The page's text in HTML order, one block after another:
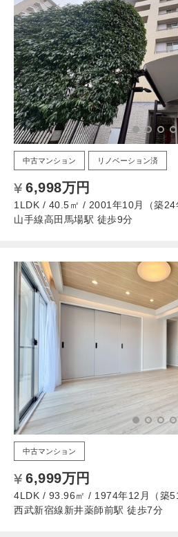
中古マンション リノベーション済
6,998万円
1LDK / 40.5㎡ / 2001年10月（築24
山手線高田馬場駅 徒歩9分
中古マンション
6,999万円
4LDK / 93.96㎡ / 1974年12月（築51
西武新宿線新井薬師前駅 徒歩7分